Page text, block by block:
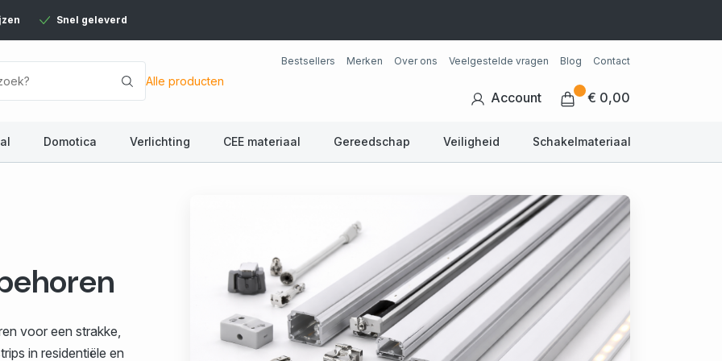
Snel geleverd
Alle producten
Bestsellers Merken Over ons Veelgestelde vragen Blog Contact
Account € 0,00
Domotica Verlichting CEE materiaal Gereedschap Veiligheid Schakelmateriaal
voor een strakke,
in residentiële en